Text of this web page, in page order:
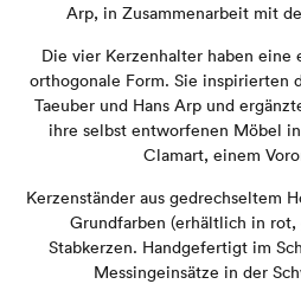
Arp, in Zusammenarbeit mit
Die vier Kerzenhalter haben eine
orthogonale Form. Sie inspirierten
Taeuber und Hans Arp und
ihre selbst entworfenen Möbel
Clamart, einem
Kerzenständer aus gedrechseltem
Grundfarben (erhältlich in
Stabkerzen. Handgefertigt im
Messingeinsätze in der